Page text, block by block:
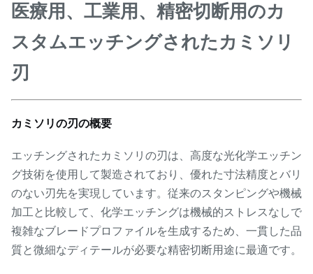
医療用、工業用、精密切断用のカ
スタムエッチングされたカミソリ
刃
カミソリの刃の概要
エッチングされたカミソリの刃は、高度な光化学エッチン
グ技術を使用して製造されており、優れた寸法精度とバリ
のない刃先を実現しています。従来のスタンピングや機械
加工と比較して、化学エッチングは機械的ストレスなしで
複雑なブレードプロファイルを生成するため、一貫した品
質と微細なディテールが必要な精密切断用途に最適です。